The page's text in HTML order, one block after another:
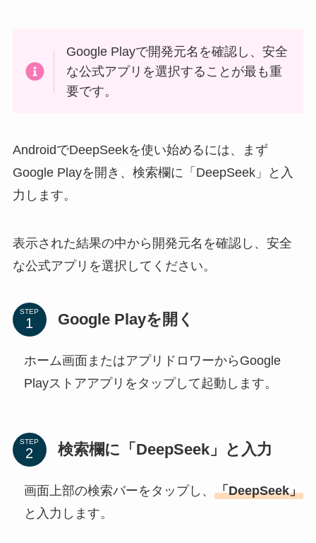
Google Playで開発元名を確認し、安全
な公式アプリを選択することが最も重
要です。
AndroidでDeepSeekを使い始めるには、まず
Google Playを開き、検索欄に「DeepSeek」と入
力します。
表示された結果の中から開発元名を確認し、安全
な公式アプリを選択してください。
STEP Google Playを開く
ホーム画面またはアプリドロワーからGoogle
Playストアアプリをタップして起動します。
STEP 検索欄に「DeepSeek」と入力
画面上部の検索バーをタップし、 「DeepSeek」
と入力します。